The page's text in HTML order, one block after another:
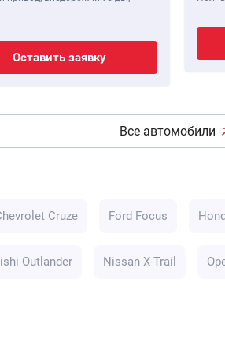
Оставить заявку
Все автомобили
Cruze Ford Focus
Outlander Nissan X-Trail